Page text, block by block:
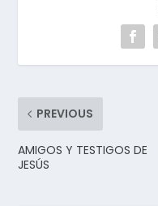
PREVIOUS
AMIGOS Y TESTIGOS DE
JESÚS